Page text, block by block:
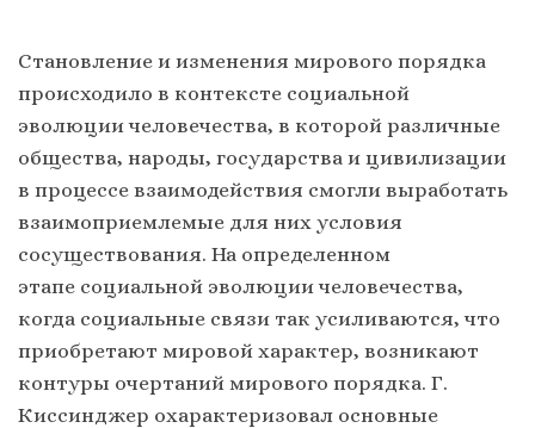
Становление и изменения мирового порядка
происходило в контексте социальной
эволюции человечества, в которой различные
общества, народы, государства и цивилизации
в процессе взаимодействия смогли выработать
взаимоприемлемые для них условия
сосуществования. На определенном
этапе социальной эволюции человечества,
когда социальные связи так усиливаются, что
приобретают мировой характер, возникают
контуры очертаний мирового порядка. Г.
Киссинджер охарактеризовал основные